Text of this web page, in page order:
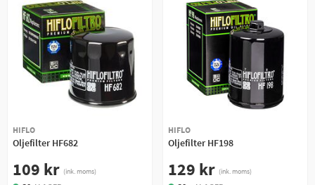
HIFLO
Oljefilter HF682
109 kr (ink. moms)
HIFLO
Oljefilter HF198
129 kr (ink. moms)